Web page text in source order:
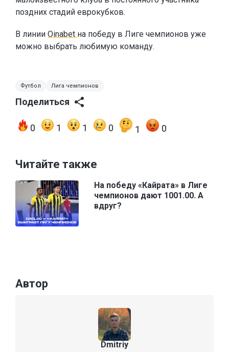
поздних стадий еврокубков.
В линии Oinabet на победу в Лиге чемпионов уже
можно выбрать любимую команду.
Футбол Лига чемпионов
Поделиться
0 1 1 0 1 0
Читайте также
На победу «Кайрата» в Лиге
чемпионов дают 1001.00. А
вдруг?
Автор
Dmitriy